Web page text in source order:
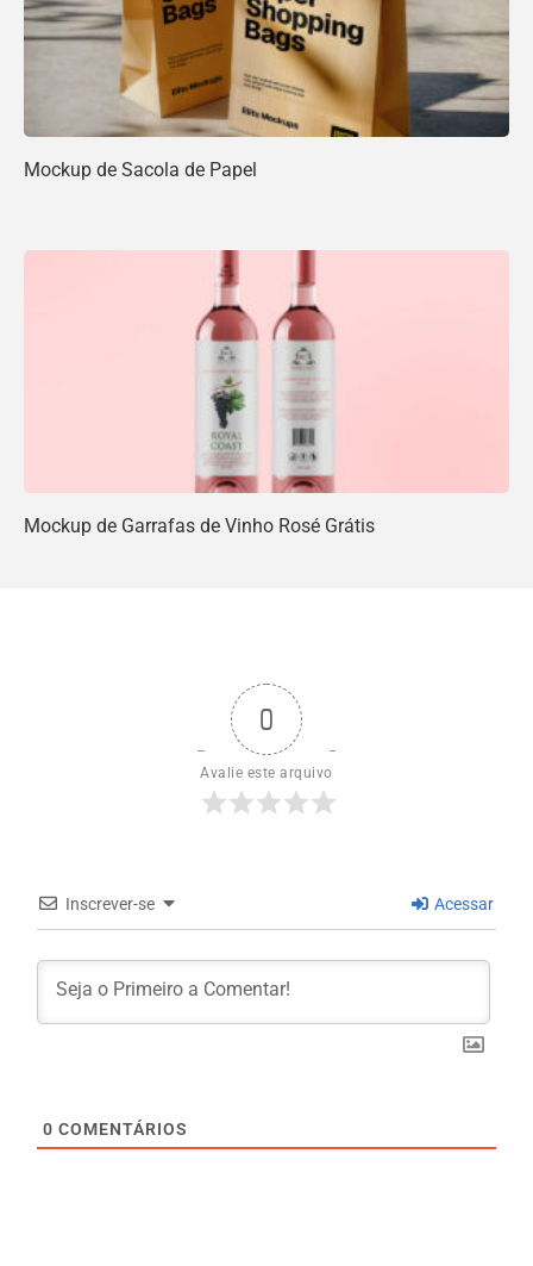
Mockup de Sacola de Papel
Mockup de Garrafas de Vinho Rosé Grátis
0
Avalie este arquivo
Inscrever-se Acessar
0 COMENTÁRIOS